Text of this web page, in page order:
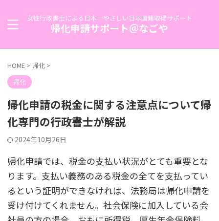
女性行政書士による日本一やさしい日本国籍取得サポート
帰化申請サポート＠なごや
HOME > 帰化 >
帰化
帰化申請の税金に関する注意点について帰
化専門の行政書士が解説
2024年10月26日
帰化申請では、税金の支払い状況がとても重要とな
ります。支払い義務のある税金の全てを支払ってい
るという証明ができなければ、法務局は帰化申請を
受け付けてくれません。社会保険に加入している会